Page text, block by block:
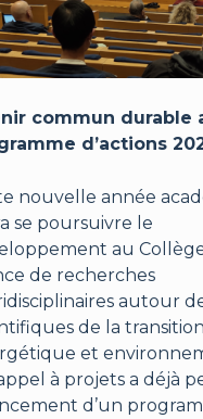
commun durable
d’actions
nouvelle année
se poursuivre le
au
de recherches
autour
de la transition
et
à projets a déjà
d’un